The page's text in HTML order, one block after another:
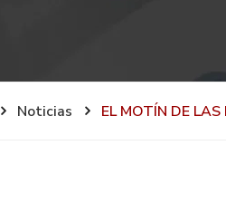
Noticias EL MOTÍN DE